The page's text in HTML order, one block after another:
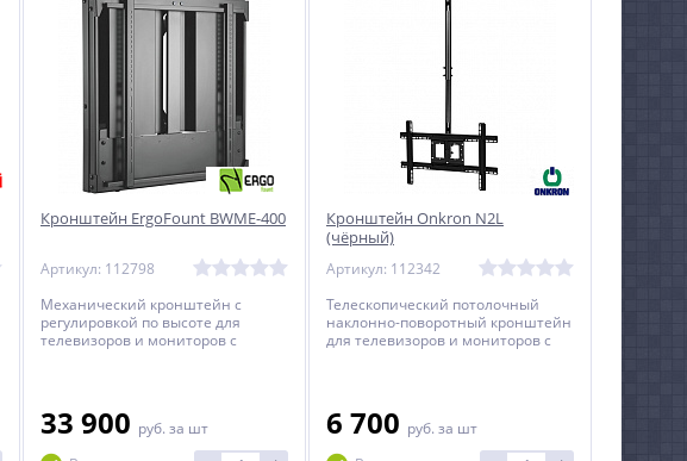
Кронштейн ErgoFount BWME-400
Артикул: 112798
Механический кронштейн с
регулировкой по высоте для
телевизоров и мониторов с
33 900 руб. за шт
Кронштейн Onkron N2L
(чёрный)
Артикул: 112342
Телескопический потолочный
наклонно-поворотный кронштейн
для телевизоров и мониторов с
6 700 руб. за шт